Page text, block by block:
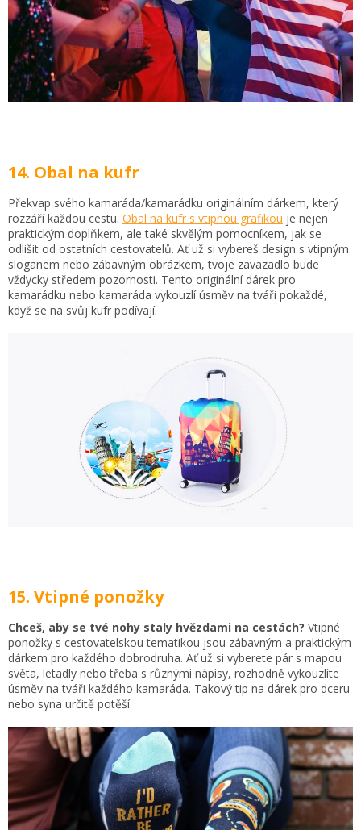
14. Obal na kufr
Překvap svého kamaráda/kamarádku originálním dárkem, který
rozzáří každou cestu. Obal na kufr s vtipnou grafikou je nejen
praktickým doplňkem, ale také skvělým pomocníkem, jak se
odlišit od ostatních cestovatelů. Ať už si vybereš design s vtipným
sloganem nebo zábavným obrázkem, tvoje zavazadlo bude
vždycky středem pozornosti. Tento originální dárek pro
kamarádku nebo kamaráda vykouzlí úsměv na tváři pokaždé,
když se na svůj kufr podívají.
15. Vtipné ponožky
Chceš, aby se tvé nohy staly hvězdami na cestách? Vtipné
ponožky s cestovatelskou tematikou jsou zábavným a praktickým
dárkem pro každého dobrodruha. Ať už si vyberete pár s mapou
světa, letadly nebo třeba s různými nápisy, rozhodně vykouzlíte
úsměv na tváři každého kamaráda. Takový tip na dárek pro dceru
nebo syna určitě potěší.